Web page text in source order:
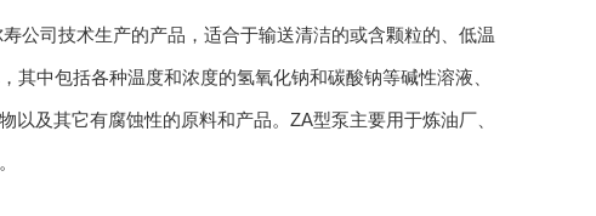
司技术生产的产品，适合于输送清洁的或含颗粒的、低温
中包括各种温度和浓度的氢氧化钠和碳酸钠等碱性溶液、
及其它有腐蚀性的原料和产品。ZA型泵主要用于炼油厂、